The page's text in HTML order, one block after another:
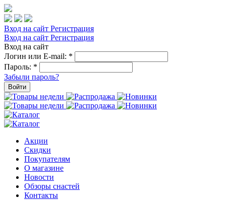
Вход на сайт Регистрация
Вход на сайт Регистрация
Вход на сайт
Логин или E-mail: *
Пароль: *
Забыли пароль?
Войти
Акции
Скидки
Покупателям
О магазине
Новости
Обзоры снастей
Контакты